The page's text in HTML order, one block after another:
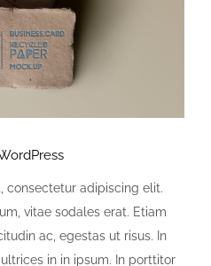
consectetur adipiscing elit.
vitae sodales erat. Etiam
ac, egestas ut risus. In
in in ipsum. In porttitor